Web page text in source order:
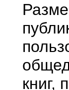
книг,